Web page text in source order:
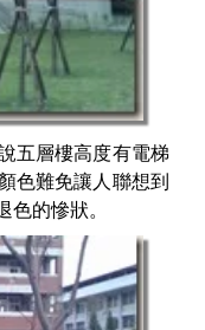
五層樓高度有電梯
色難免讓人聯想到
的慘狀。